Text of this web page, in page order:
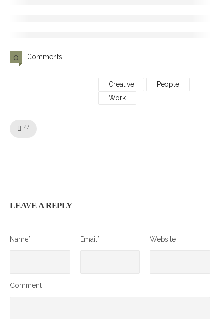
0 Comments
Creative
People
Work
47
LEAVE A REPLY
Name* Email* Website
Comment